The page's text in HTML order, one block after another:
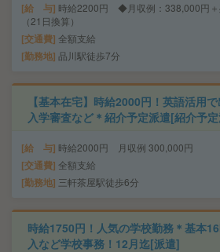
給 与 時給2200円 ◆月収例：338,000円＋
（21日換算）
交通費 全額支給
勤務地 品川駅徒歩7分
【基本在宅】時給2000円！英語活用
入学審査など＊紹介予定派遣[紹介予
給 与 時給2000円 月収例 300,000円
交通費 全額支給
勤務地 三軒茶屋駅徒歩6分
時給1750円！人気の学校勤務＊基本
入など学校事務！12月迄[派遣]